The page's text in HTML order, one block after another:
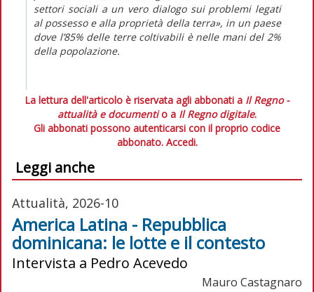
settori sociali a un vero dialogo sui problemi legati
al possesso e alla proprietà della terra», in un paese
dove l’85% delle terre coltivabili è nelle mani del 2%
della popolazione.
La lettura dell'articolo è riservata agli abbonati a Il Regno -
attualità e documentio a Il Regno digitale.
Gli abbonati possono autenticarsi con il proprio codice
abbonato. Accedi.
Leggi anche
Attualità, 2026-10
America Latina - Repubblica
dominicana: le lotte e il contesto
Intervista a Pedro Acevedo
Mauro Castagnaro